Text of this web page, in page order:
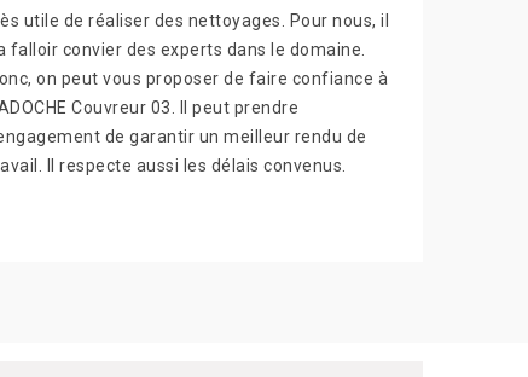
utile de réaliser des nettoyages. Pour nous, il
falloir convier des experts dans le domaine.
on peut vous proposer de faire confiance à
Couvreur 03. Il peut prendre
de garantir un meilleur rendu de
Il respecte aussi les délais convenus.